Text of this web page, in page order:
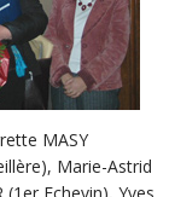
MASY
Marie-Astrid